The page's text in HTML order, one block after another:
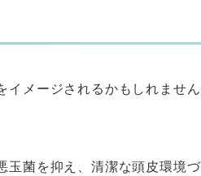
メージされるかもしれませ
菌を抑え、清潔な頭皮環境づ